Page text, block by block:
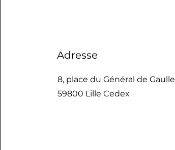
Adresse
8, place du Général de Gaulle
59800 Lille Cedex